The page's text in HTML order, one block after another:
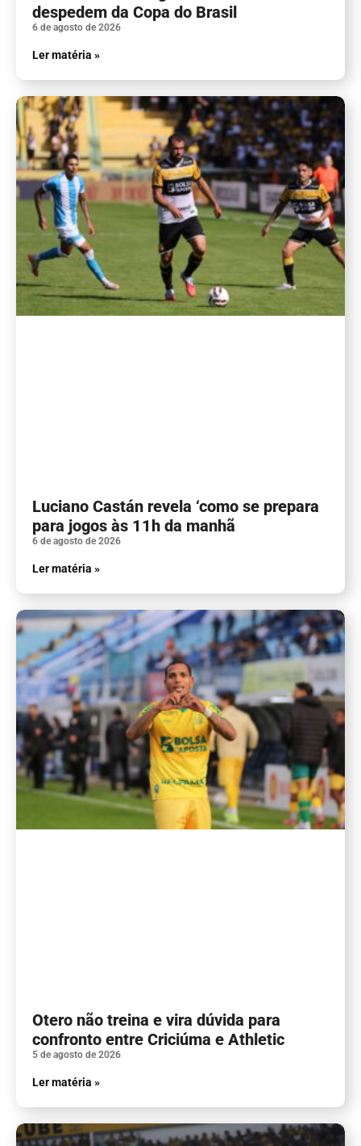
despedem da Copa do Brasil
6 de agosto de 2026
Ler matéria »
Luciano Castán revela ‘como se prepara
para jogos às 11h da manhã
6 de agosto de 2026
Ler matéria »
Otero não treina e vira dúvida para
confronto entre Criciúma e Athletic
5 de agosto de 2026
Ler matéria »